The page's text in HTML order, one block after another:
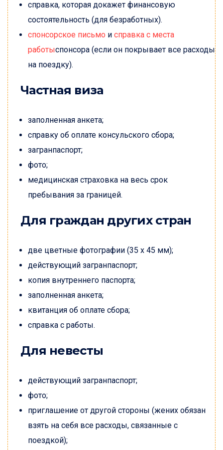
справка, которая докажет финансовую
состоятельность (для безработных).
спонсорское письмо и справка с места
работыспонсора (если он покрывает все расходы
на поездку).
Частная виза
заполненная анкета;
справку об оплате консульского сбора;
загранпаспорт;
фото;
медицинская страховка на весь срок
пребывания за границей.
Для граждан других стран
две цветные фотографии (35 x 45 мм);
действующий загранпаспорт;
копия внутреннего паспорта;
заполненная анкета;
квитанция об оплате сбора;
справка с работы.
Для невесты
действующий загранпаспорт;
фото;
приглашение от другой стороны (жених обязан
взять на себя все расходы, связанные с
поездкой);